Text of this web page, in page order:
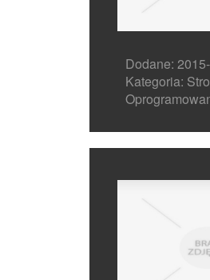
Dodane:
Kategoria: